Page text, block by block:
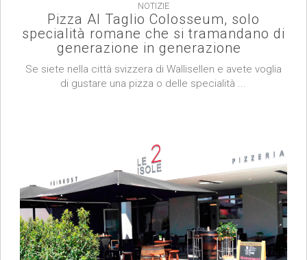
NOTIZIE
Pizza Al Taglio Colosseum, solo
specialità romane che si tramandano di
generazione in generazione
Se siete nella città svizzera di Wallisellen e avete voglia
di gustare una pizza o delle specialità ...